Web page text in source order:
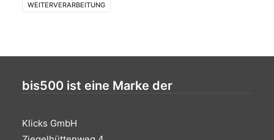
WEITERVERARBEITUNG
bis500 ist eine Marke der
Klicks GmbH